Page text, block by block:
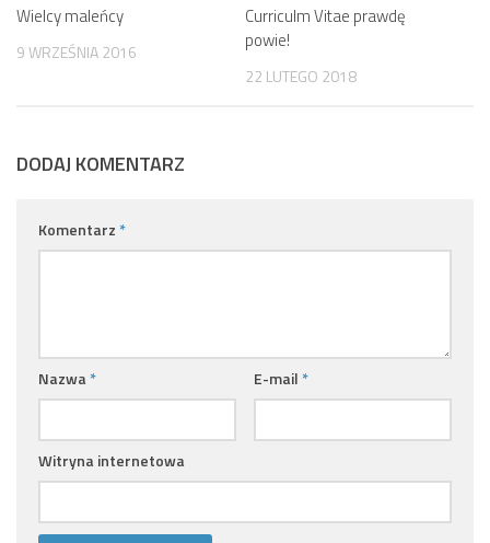
Wielcy maleńcy
9 WRZEŚNIA 2016
Curriculm Vitae prawdę
powie!
22 LUTEGO 2018
DODAJ KOMENTARZ
Komentarz *
Nazwa * E-mail *
Witryna internetowa